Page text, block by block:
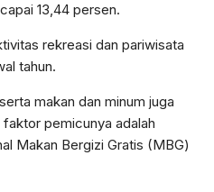
13,44 persen.
rekreasi dan pariwisata
tahun.
makan dan minum juga
pemicunya adalah
Makan Bergizi Gratis (MBG)